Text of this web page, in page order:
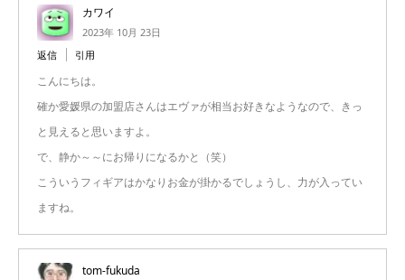
カワイ
2023年 10月 23日
返信
引用
こんにちは。
確か愛媛県の加盟店さんはエヴァが相当お好きなようなので、きっ
と見えると思いますよ。
で、静か～～にお帰りになるかと（笑）
こういうフィギアはかなりお金が掛かるでしょうし、力が入ってい
ますね。
tom-fukuda